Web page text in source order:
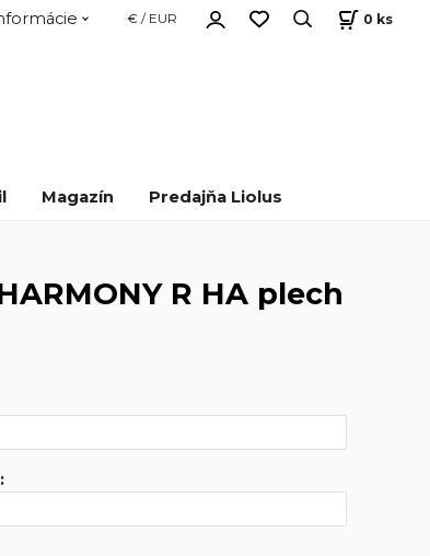
€ / EUR 0 ks
Magazín Predajňa Liolus
R HA plech
: